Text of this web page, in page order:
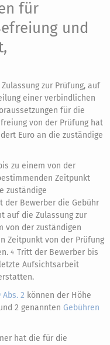
für
und
zur Prüfung, auf
einer verbindlichen
für die
von der Prüfung hat
Euro an die zuständige
zu einem von der
Zeitpunkt
zuständige
der Bewerber die Gebühr
auf die Zulassung zur
von der zuständigen
Zeitpunkt von der Prüfung
4 Tritt der Bewerber bis
Aufsichtsarbeit
Abs. 2 können der Höhe
2 genannten Gebühren
hat die für die